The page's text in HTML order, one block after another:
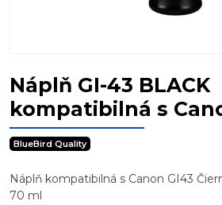
Náplň GI-43 BLACK
kompatibilná s
BlueBird Quality
Náplň kompatibilná s Canon GI43
70 ml